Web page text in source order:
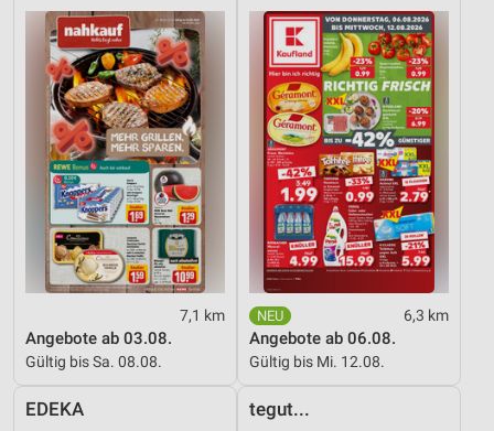
7,1 km
Angebote ab 03.08.
Gültig bis Sa. 08.08.
6,3 km
Angebote ab 06.08.
Gültig bis Mi. 12.08.
EDEKA tegut...
Analyse von Zielgruppen durch Statistiken oder
Kombinationen von Daten aus verschiedenen
Quellen
Entwicklung und Verbesserung der Angebote
Verwendung reduzierter Daten zur Auswahl von
Inhalten
IAB-Besonderheiten:
Verwendung genauer Standortdaten
Geräte anhand von aktiv angeforderten
Informationen identifizieren
Nicht-IAB-Verarbeitungszwecke:
Notwendig
Performance